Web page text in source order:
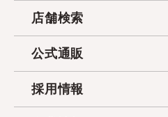
店舗検索
公式通販
採用情報